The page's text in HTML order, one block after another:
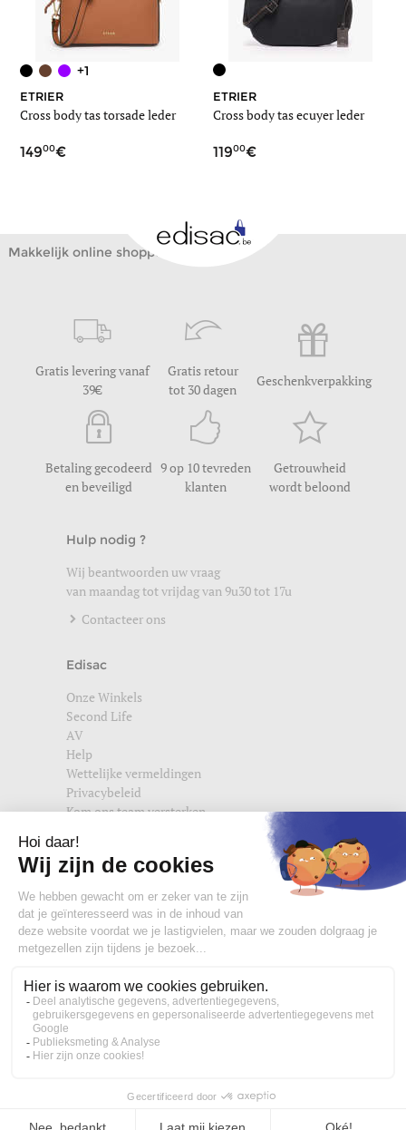
+1
ETRIER
Cross body tas torsade leder
14900
ETRIER
Cross body tas ecuyer leder
11900
Makkelijk online shoppen
Gratis levering vanaf
39
Gratis retour
tot 30 dagen
Geschenkverpakking
Betaling gecodeerd
en beveiligd
9 op 10 tevreden
klanten
Getrouwheid
wordt beloond
Hulp nodig ?
Wij beantwoorden uw vraag
van maandag tot vrijdag van 9u30 tot 17u
Contacteer ons
Edisac
Onze Winkels
Second Life
AV
Help
Wettelijke vermeldingen
Privacybeleid
Kom ons team versterken
Vind ons ook terug opedisac.com enedisac.nl.
Word lid van de edisac community :
Wat onze klanten denken